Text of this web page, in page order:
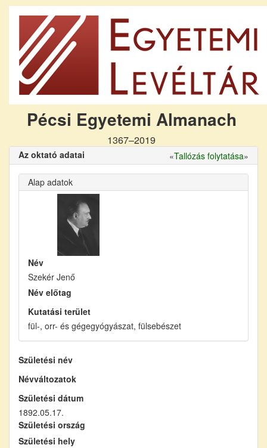
Pécsi Egyetemi Almanach
1367–2019
Az oktató adatai «Tallózás folytatása»
Alap adatok
Név
Szekér Jenő
Név előtag
Kutatási terület
fül-, orr- és gégegyógyászat, fülsebészet
Születési név
Névváltozatok
Születési dátum
1892.05.17.
Születési ország
Születési hely